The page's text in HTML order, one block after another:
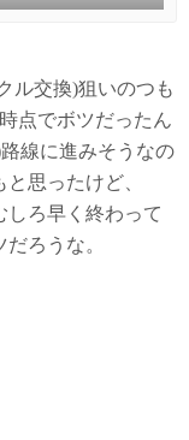
ル交換)狙いのつも
点でボツだったん
線に進みそうなの
思ったけど、
しろ早く終わって
ろうな。